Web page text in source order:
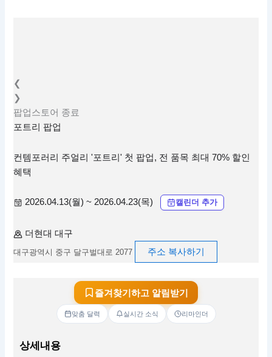
❮
❯
팝업스토어 종료
포트리 팝업
컨템포러리 주얼리 '포트리' 첫 팝업, 전 품목 최대 70% 할인
혜택
2026.04.13(월) ~ 2026.04.23(목) 캘린더 추가
더현대 대구
대구광역시 중구 달구벌대로 2077 주소 복사하기
즐겨찾기하고 알림받기
맞춤 달력 실시간 소식 리마인더
상세내용